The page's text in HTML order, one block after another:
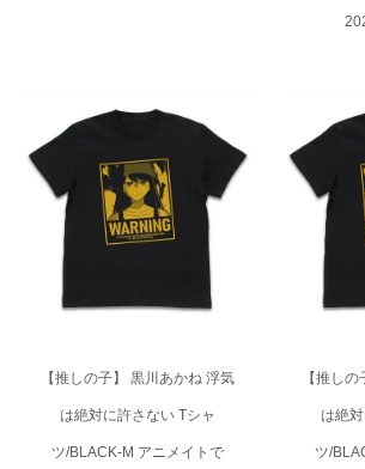
【推しの子】 黒川あかね 浮気
は絶対に許さない Tシャ
ツ/BLACK-M アニメイトで
【推し
は絶
ツ/